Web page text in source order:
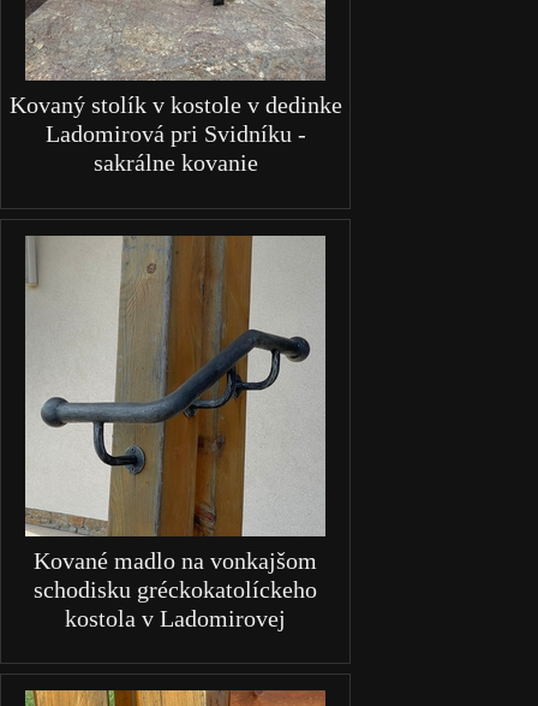
Kovaný stolík v kostole v dedinke
Ladomirová pri Svidníku -
sakrálne kovanie
Kované madlo na vonkajšom
schodisku gréckokatolíckeho
kostola v Ladomirovej